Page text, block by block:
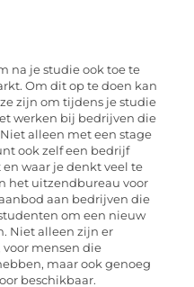
na je studie ook toe te
Om dit op te doen kan
zijn om tijdens je studie
werken bij bedrijven die
alleen met een stage
ook zelf een bedrijf
waar je denkt veel te
het uitzendbureau voor
aan bedrijven die
om een nieuw
Niet alleen zijn er
mensen die
maar ook genoeg
beschikbaar.